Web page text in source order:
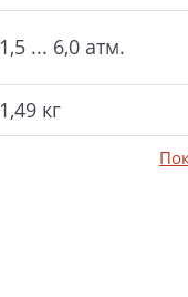
1,5 ... 6,0 атм.
1,49 кг